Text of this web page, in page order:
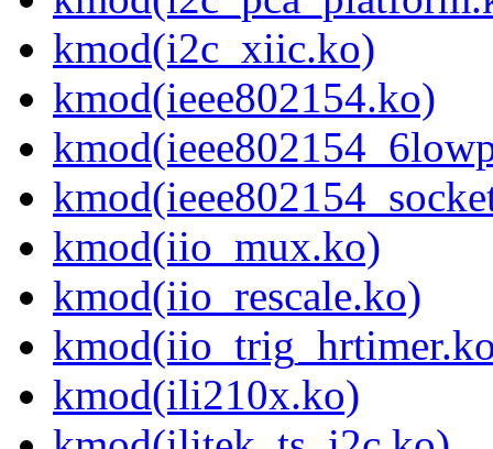
kmod(i2c_xiic.ko)
kmod(ieee802154.ko)
kmod(iio_mux.ko)
kmod(iio_rescale.ko)
kmod(ili210x.ko)